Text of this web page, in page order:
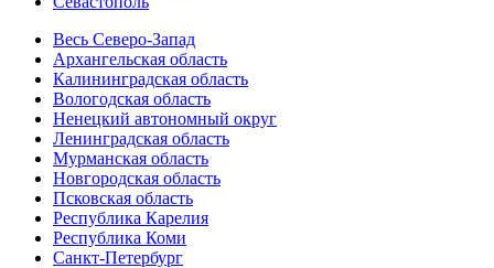
Весь Северо-Запад
Архангельская область
Калининградская область
Вологодская область
Ненецкий автономный округ
Ленинградская область
Мурманская область
Новгородская область
Псковская область
Республика Карелия
Республика Коми
Санкт-Петербург